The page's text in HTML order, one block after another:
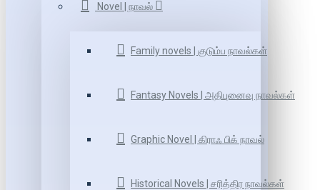
Novel | நாவல்
Family novels | குடும்ப நாவல்கள்
Fantasy Novels | அதிபுனைவு நாவல்கள்
Graphic Novel | கிராஃ பிக் நாவல்
Historical Novels | சரித்திர நாவல்கள்